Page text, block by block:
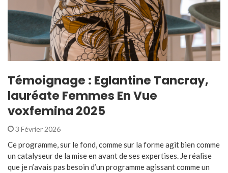
Témoignage : Eglantine Tancray,
lauréate Femmes En Vue
voxfemina 2025
3 Février 2026
Ce programme, sur le fond, comme sur la forme agit bien comme
un catalyseur de la mise en avant de ses expertises. Je réalise
que je n’avais pas besoin d’un programme agissant comme un